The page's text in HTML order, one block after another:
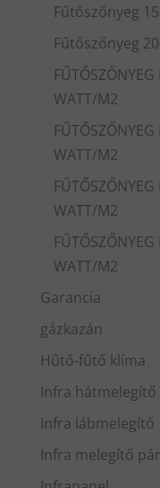
Fűtőszőnyeg
Fűtőszőnyeg
WATT/M2
WATT/M2
WATT/M2
WATT/M2
Garancia
gázkazán
Hűtő-fűtő klíma
Infra hátmelegítő
Infra lábmelegítő
Infra melegítő